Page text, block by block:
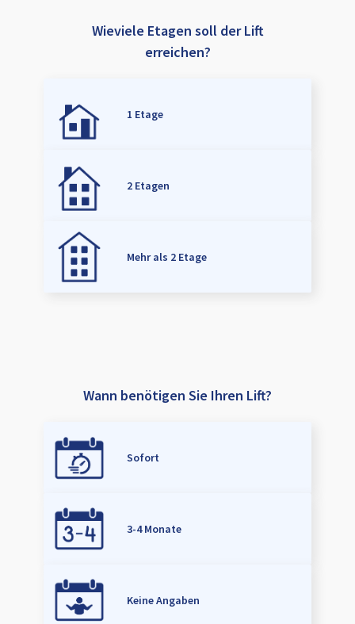
Wieviele Etagen soll der Lift
erreichen?
1 Etage
2 Etagen
Mehr als 2 Etage
Wann benötigen Sie Ihren Lift?
Sofort
3-4 Monate
Keine Angaben